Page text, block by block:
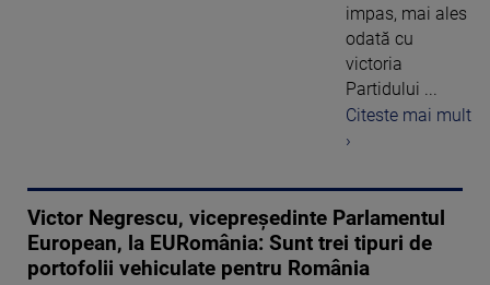
impas, mai ales
odată cu
victoria
Partidului ...
Citeste mai mult
›
Victor Negrescu, vicepreședinte Parlamentul
European, la EURomânia: Sunt trei tipuri de
portofolii vehiculate pentru România